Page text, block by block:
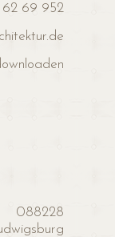
62 69 952
088228